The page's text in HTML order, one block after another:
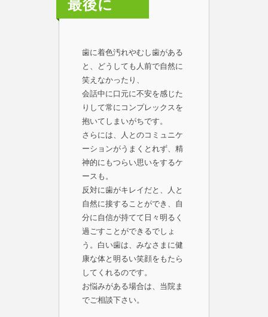
最後に
歯に着色汚れやむし歯がある
と、どうしても人前で自然に
笑えなかったり、
会話中に口元に不安を感じた
りして常にコンプレックスを
抱いてしまいがちです。
さらには、人とのコミュニケ
ーションがうまくとれず、精
神的にもつらい思いをするケ
ースも。
反対に歯がキレイだと、人と
自然に接することができ、自
分に自信が持てて日々明るく
過ごすことができるでしょ
う。白い歯は、みなさまに健
康な体と明るい笑顔をもたら
してくれるのです。
お悩みがある場合は、当院ま
でご相談下さい。